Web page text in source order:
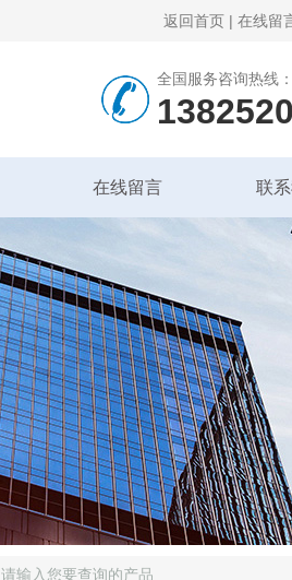
返回首页 | 在线留
全国服务咨询热线：
在线留言 联